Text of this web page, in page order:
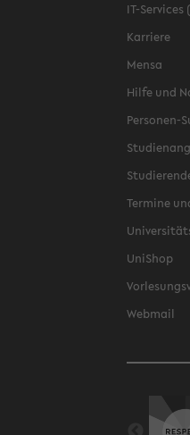
IT-Services
Karriere
Mensa
Hilfe und
Personen-
Termine
UniShop
Webmail